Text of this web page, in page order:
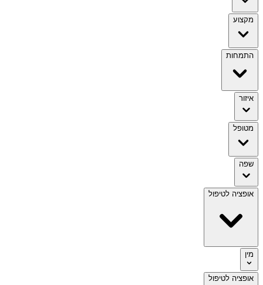
מקצוע
התמחות
איזור
מטופל
שפה
אופציה לטיפול
מין
אופציה לטיפול